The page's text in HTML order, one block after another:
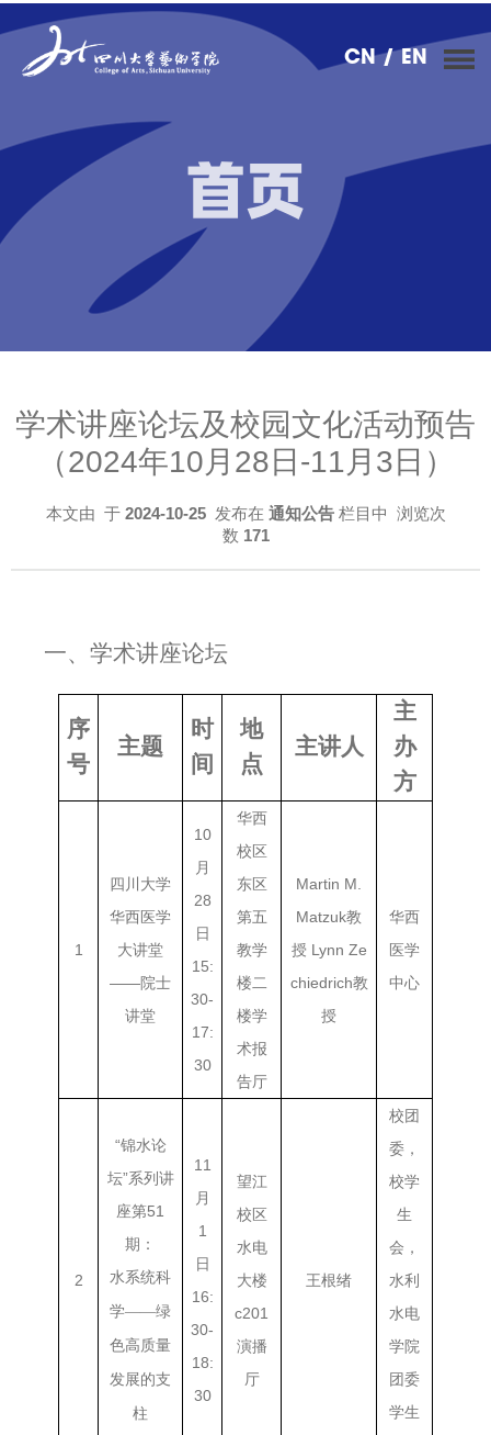
/ EN
CN
首页
学术讲座论坛及校园文化活动预告
（2024年10月28日-11月3日）
本文由 于 2024-10-25发布在 通知公告栏目中 浏览次
数 171
一、学术讲座论坛
序
号
主题
时
间
地
点
主讲人
主
办
方
1
四川大学
华西医学
大讲堂
——院士
讲堂
10
月
28
日
15:
30-
17:
30
华西
校区
东区
第五
教学
楼二
楼学
术报
告厅
Martin M.
Matzuk教
授 Lynn Ze
chiedrich教
授
华西
医学
中心
2
“锦水论
坛”系列讲
座第51
期：
水系统科
学——绿
色高质量
发展的支
柱
11
月
1
日
16:
30-
18:
30
望江
校区
水电
大楼
c201
演播
厅
王根绪
校团
委，
校学
生
会，
水利
水电
学院
团委
学生